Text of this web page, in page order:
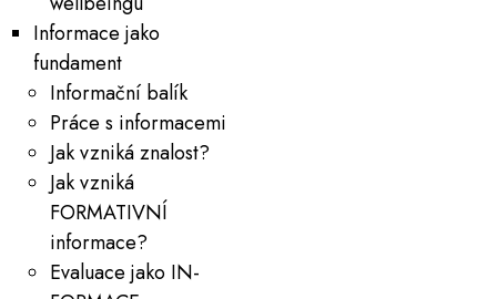
Informace jako
fundament
Informační balík
Práce s informacemi
Jak vzniká znalost?
Jak vzniká
FORMATIVNÍ
informace?
Evaluace jako IN-